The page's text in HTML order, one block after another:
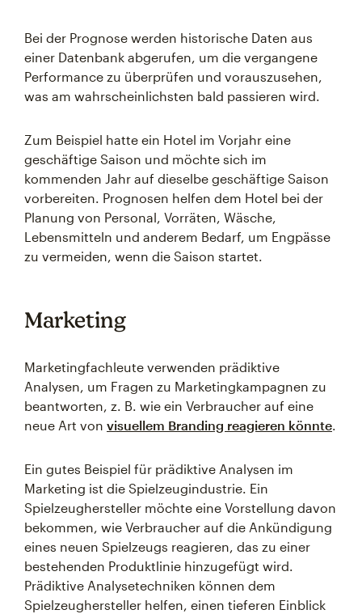
Bei der Prognose werden historische Daten aus
einer Datenbank abgerufen, um die vergangene
Performance zu überprüfen und vorauszusehen,
was am wahrscheinlichsten bald passieren wird.
Zum Beispiel hatte ein Hotel im Vorjahr eine
geschäftige Saison und möchte sich im
kommenden Jahr auf dieselbe geschäftige Saison
vorbereiten. Prognosen helfen dem Hotel bei der
Planung von Personal, Vorräten, Wäsche,
Lebensmitteln und anderem Bedarf, um Engpässe
zu vermeiden, wenn die Saison startet.
Marketing
Marketingfachleute verwenden prädiktive
Analysen, um Fragen zu Marketingkampagnen zu
beantworten, z. B. wie ein Verbraucher auf eine
neue Art von visuellem Branding reagieren könnte.
Ein gutes Beispiel für prädiktive Analysen im
Marketing ist die Spielzeugindustrie. Ein
Spielzeughersteller möchte eine Vorstellung davon
bekommen, wie Verbraucher auf die Ankündigung
eines neuen Spielzeugs reagieren, das zu einer
bestehenden Produktlinie hinzugefügt wird.
Prädiktive Analysetechniken können dem
Spielzeughersteller helfen, einen tieferen Einblick